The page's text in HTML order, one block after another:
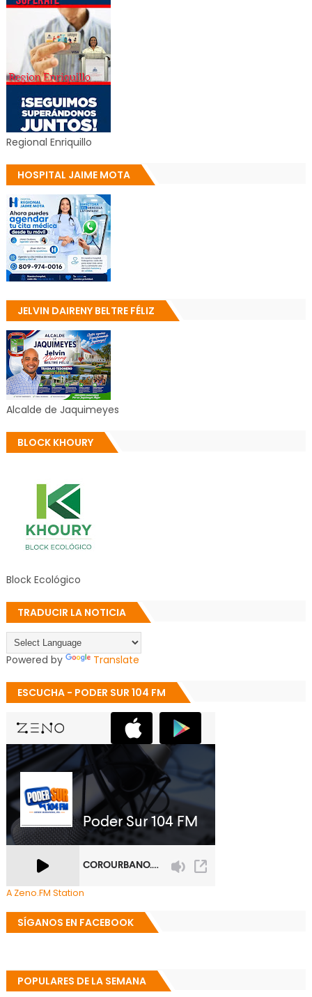
Regional Enriquillo
HOSPITAL JAIME MOTA
JELVIN DAIRENY BELTRE FÉLIZ
Alcalde de Jaquimeyes
BLOCK KHOURY
Block Ecológico
TRADUCIR LA NOTICIA
Powered by Translate
ESCUCHA - PODER SUR 104 FM
A Zeno.FM Station
SÍGANOS EN FACEBOOK
POPULARES DE LA SEMANA